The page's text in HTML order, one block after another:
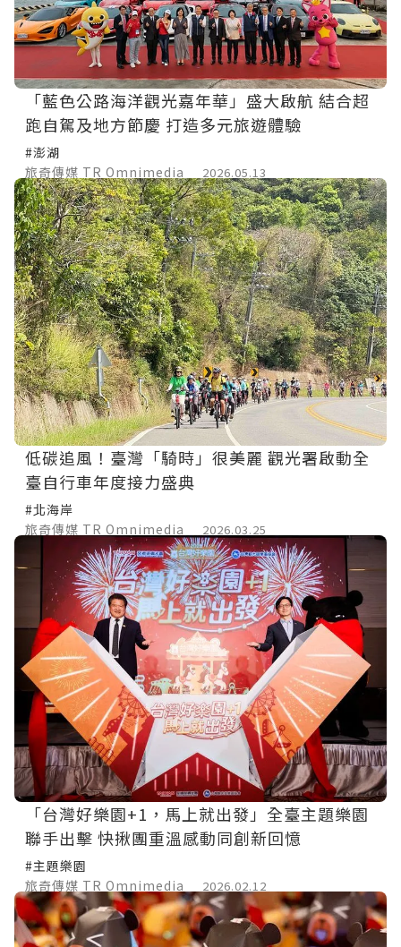
「藍色公路海洋觀光嘉年華」盛大啟航 結合超
跑自駕及地方節慶 打造多元旅遊體驗
#澎湖
旅奇傳媒 TR Omnimedia
2026.05.13
低碳追風！臺灣「騎時」很美麗 觀光署啟動全
臺自行車年度接力盛典
#北海岸
旅奇傳媒 TR Omnimedia
2026.03.25
「台灣好樂園+1，馬上就出發」全臺主題樂園
聯手出擊 快揪團重溫感動同創新回憶
#主題樂園
旅奇傳媒 TR Omnimedia
2026.02.12